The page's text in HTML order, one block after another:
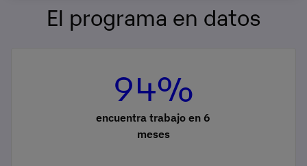
El programa en datos
94%
encuentra trabajo en 6
meses